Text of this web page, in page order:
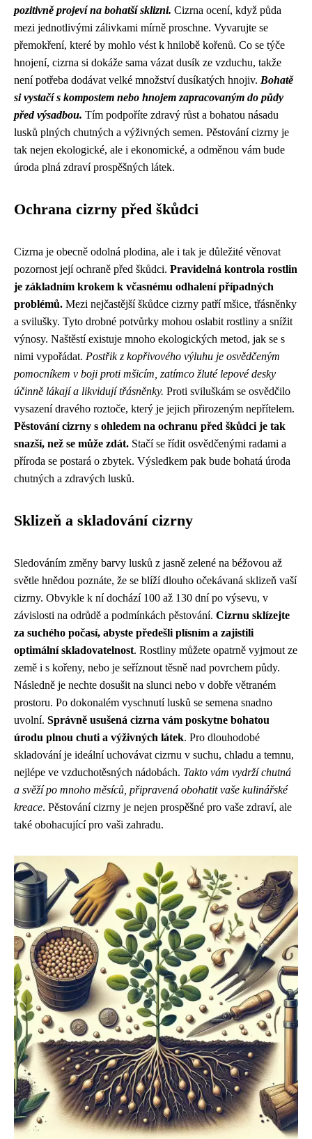
pozitivně projeví na bohatší sklizni. Cizrna ocení, když půda
mezi jednotlivými zálivkami mírně proschne. Vyvarujte se
přemokření, které by mohlo vést k hnilobě kořenů. Co se týče
hnojení, cizrna si dokáže sama vázat dusík ze vzduchu, takže
není potřeba dodávat velké množství dusíkatých hnojiv. Bohatě
si vystačí s kompostem nebo hnojem zapracovaným do půdy
před výsadbou. Tím podpoříte zdravý růst a bohatou násadu
lusků plných chutných a výživných semen. Pěstování cizrny je
tak nejen ekologické, ale i ekonomické, a odměnou vám bude
úroda plná zdraví prospěšných látek.
Ochrana cizrny před škůdci
Cizrna je obecně odolná plodina, ale i tak je důležité věnovat
pozornost její ochraně před škůdci. Pravidelná kontrola rostlin
je základním krokem k včasnému odhalení případných
problémů. Mezi nejčastější škůdce cizrny patří mšice, třásněnky
a svilušky. Tyto drobné potvůrky mohou oslabit rostliny a snížit
výnosy. Naštěstí existuje mnoho ekologických metod, jak se s
nimi vypořádat. Postřik z kopřivového výluhu je osvědčeným
pomocníkem v boji proti mšicím, zatímco žluté lepové desky
účinně lákají a likvidují třásněnky. Proti sviluškám se osvědčilo
vysazení dravého roztoče, který je jejich přirozeným nepřítelem.
Pěstování cizrny s ohledem na ochranu před škůdci je tak
snazší, než se může zdát. Stačí se řídit osvědčenými radami a
příroda se postará o zbytek. Výsledkem pak bude bohatá úroda
chutných a zdravých lusků.
Sklizeň a skladování cizrny
Sledováním změny barvy lusků z jasně zelené na béžovou až
světle hnědou poznáte, že se blíží dlouho očekávaná sklizeň vaší
cizrny. Obvykle k ní dochází 100 až 130 dní po výsevu, v
závislosti na odrůdě a podmínkách pěstování. Cizrnu sklízejte
za suchého počasí, abyste předešli plísním a zajistili
optimální skladovatelnost. Rostliny můžete opatrně vyjmout ze
země i s kořeny, nebo je seříznout těsně nad povrchem půdy.
Následně je nechte dosušit na slunci nebo v dobře větraném
prostoru. Po dokonalém vyschnutí lusků se semena snadno
uvolní. Správně usušená cizrna vám poskytne bohatou
úrodu plnou chuti a výživných látek. Pro dlouhodobé
skladování je ideální uchovávat cizrnu v suchu, chladu a temnu,
nejlépe ve vzduchotěsných nádobách. Takto vám vydrží chutná
a svěží po mnoho měsíců, připravená obohatit vaše kulinářské
kreace. Pěstování cizrny je nejen prospěšné pro vaše zdraví, ale
také obohacující pro vaši zahradu.